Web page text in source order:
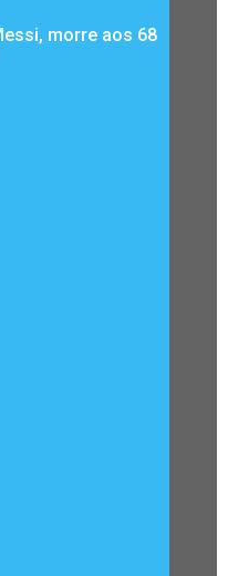
morre aos 68